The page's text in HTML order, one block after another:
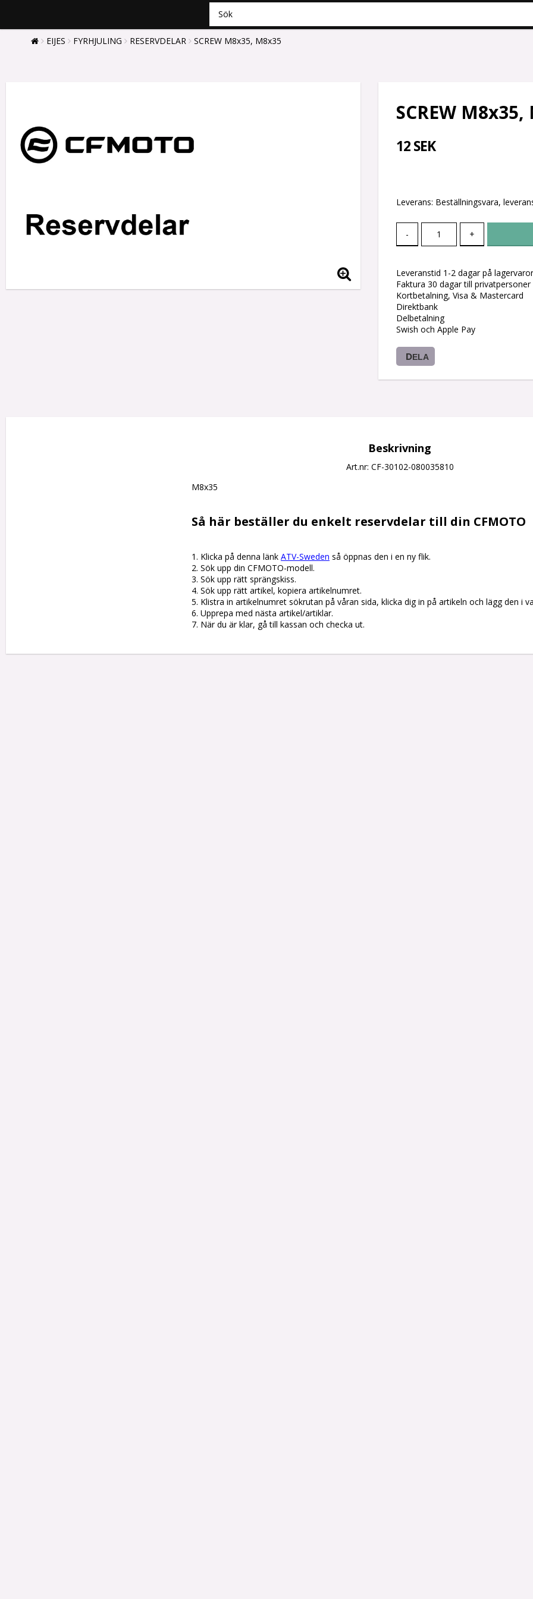
EIJES FYRHJULING RESERVDELAR SCREW M8x35, M8x35
SCREW M8x35,
12 SEK
Leverans: Beställningsvara,
- +
Leveranstid 1-2 dagar på lagervaror
Faktura 30 dagar till
Kortbetalning, Visa & Mastercard
Direktbank
Delbetalning
Swish och Apple Pay
DELA
Beskrivning
Art.nr: CF-30102-080035810
M8x35
Så här beställer du enkelt reservdelar till din CFMOTO
1. Klicka på denna länk ATV-Sweden så öppnas den i en ny flik.
2. Sök upp din CFMOTO-modell.
3. Sök upp rätt sprängskiss.
4. Sök upp rätt artikel, kopiera artikelnumret.
5. Klistra in artikelnumret sökrutan på våran sida, klicka dig in på artikeln och lägg den i
6. Upprepa med nästa artikel/artiklar.
7. När du är klar, gå till kassan och checka ut.